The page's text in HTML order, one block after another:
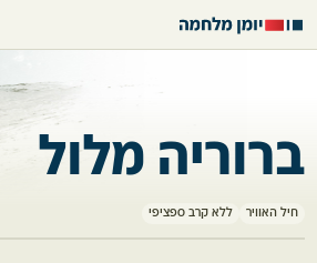
ברוריה מלול
חיל האוויר ללא קרב ספציפי